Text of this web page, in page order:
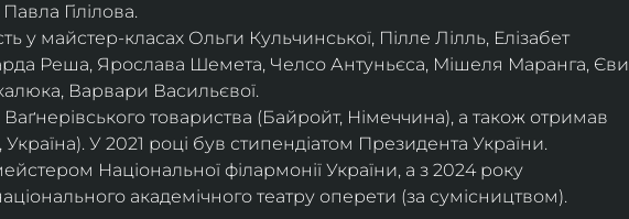
Гілілова.
у майстер-класах Ольги Кульчинської, Пілле Лілль, Елізабет
Реша, Ярослава Шемета, Челсо Антуньєса, Мішеля Маранга, Єви
Варвари Васильєвої.
Ваґнерівського товариства (Байройт, Німеччина), а також отримав
У 2021 році був стипендіатом Президента України.
Національної філармонії України, а з 2024 року
академічного театру оперети (за сумісництвом).